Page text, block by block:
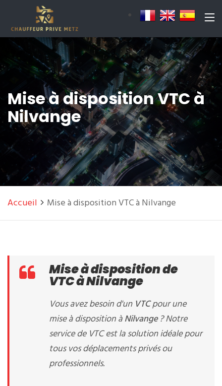
Mise à disposition VTC à
Nilvange
Accueil Mise à disposition VTC à Nilvange
Mise à disposition de
VTC à Nilvange
Vous avez besoin d'un VTCpour une
mise à disposition àNilvange? Notre
service de VTC est la solution idéale pour
tous vos déplacements privés ou
professionnels.